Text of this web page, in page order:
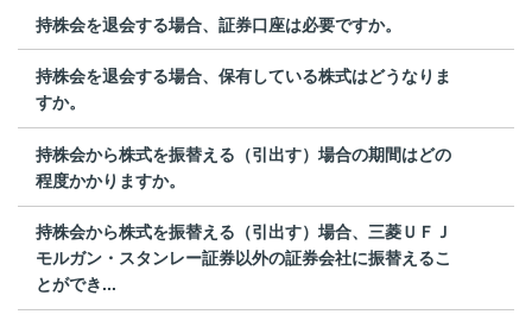
持株会を退会する場合、証券口座は必要ですか。
持株会を退会する場合、保有している株式はどうなりま
すか。
持株会から株式を振替える（引出す）場合の期間はどの
程度かかりますか。
持株会から株式を振替える（引出す）場合、三菱ＵＦＪ
モルガン・スタンレー証券以外の証券会社に振替えるこ
とができ...